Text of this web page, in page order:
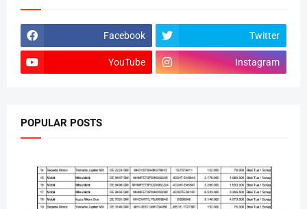
Facebook Twitter
YouTube Instagram
POPULAR POSTS